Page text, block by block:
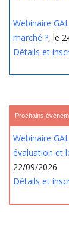
Webinaire
marché ?, le
Détails et
Prochains
Webinaire
évaluation et
22/09/2026
Détails et